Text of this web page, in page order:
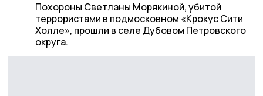
Похороны Светланы Морякиной, убитой
террористами в подмосковном «Крокус Сити
Холле», прошли в селе Дубовом Петровского
округа.